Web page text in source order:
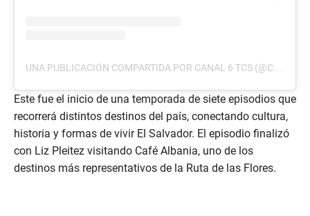
UNA PUBLICACIÓN COMPARTIDA POR CANAL 6 TCS (@CANAL6TCS)
Este fue el inicio de una temporada de siete episodios que
recorrerá distintos destinos del país, conectando cultura,
historia y formas de vivir El Salvador. El episodio finalizó
con Liz Pleitez visitando Café Albania, uno de los
destinos más representativos de la Ruta de las Flores.